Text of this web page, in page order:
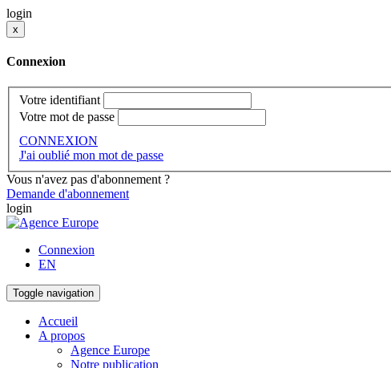
login
x
Connexion
Votre identifiant
Votre mot de passe
CONNEXION
J'ai oublié mon mot de passe
Vous n'avez pas d'abonnement ?
Demande d'abonnement
login
Connexion
EN
Toggle navigation
Accueil
A propos
Agence Europe
Notre publication